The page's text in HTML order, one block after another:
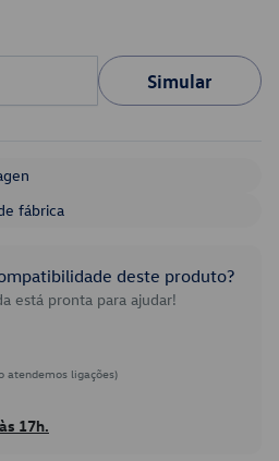
Simular
fábrica
deste produto?
está pronta para ajudar!
atendemos ligações)
17h.